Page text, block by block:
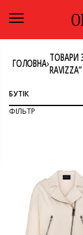
ГОЛОВНА›ТОВАРИ
RAVIZZA”
БУТІК
ФІЛЬТР
ВЕРХНІЙ ОДЯГ
КУРТКА
ОДЯГ
КОЛІР
МОЛОЧНИЙ
РОЗМІР